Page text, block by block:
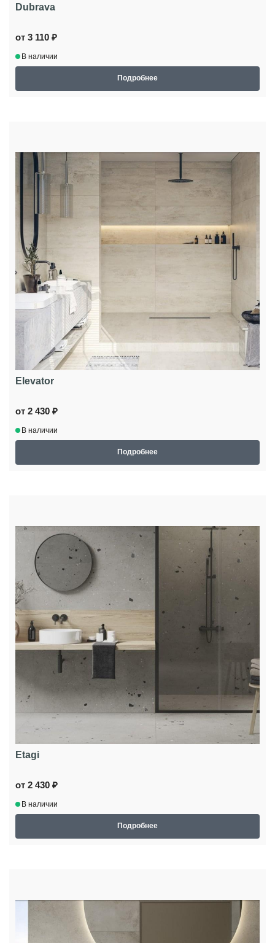
Dubrava
от 3 110 ₽
В наличии
Подробнее
Elevator
от 2 430 ₽
В наличии
Подробнее
Etagi
от 2 430 ₽
В наличии
Подробнее